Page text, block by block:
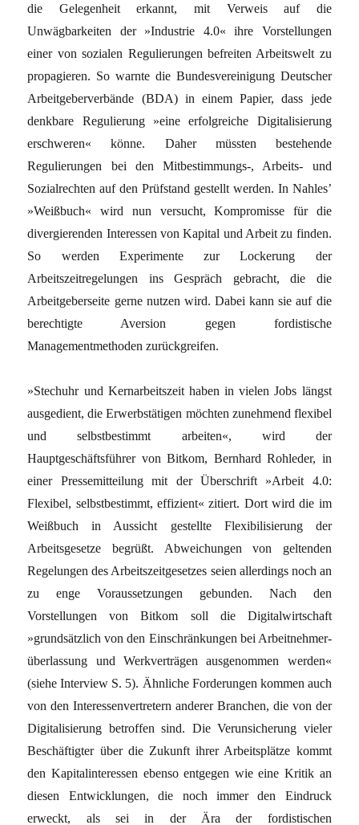
die Gelegenheit erkannt, mit Verweis auf die
Unwägbarkeiten der »Industrie 4.0« ihre Vorstellungen
einer von sozialen Regulierungen befreiten Arbeitswelt zu
propagieren. So warnte die Bundesvereinigung Deutscher
Arbeitgeberverbände (BDA) in einem Papier, dass jede
denkbare Regulierung »eine erfolgreiche Digitalisierung
erschweren« könne. Daher müssten bestehende
Regulierungen bei den Mitbestimmungs-, Arbeits- und
Sozialrechten auf den Prüfstand gestellt werden. In Nahles’
»Weißbuch« wird nun versucht, Kompromisse für die
divergierenden Interessen von Kapital und Arbeit zu finden.
So werden ­Experimente zur Lockerung der
Arbeitszeitregelungen ins Gespräch gebracht, die die
Arbeitgeberseite gerne nutzen wird. Dabei kann sie auf die
berechtigte Aversion gegen fordistische
Managementmethoden zurückgreifen.
»Stechuhr und Kernarbeitszeit haben in vielen Jobs längst
ausgedient, die ­Erwerbstätigen möchten zunehmend flexibel
und selbstbestimmt arbeiten«, wird der
Hauptgeschäftsführer von Bitkom, Bernhard Rohleder, in
einer Pressemitteilung mit der Überschrift »Arbeit 4.0:
Flexibel, selbstbestimmt, effizient« zitiert. Dort wird die im
Weißbuch in Aussicht gestellte Flexibilisierung der
Arbeitsgesetze begrüßt. Abweichungen von geltenden
Regelungen des Arbeitszeitgesetzes seien allerdings noch an
zu enge Voraus­setzungen gebunden. Nach den
Vorstellungen von Bitkom soll die Digitalwirtschaft
»grundsätzlich von den ­Einschränkungen bei Arbeitnehmer­
überlassung und Werkverträgen aus­genommen werden«
(siehe Interview S. 5). Ähnliche Forderungen kommen auch
von den Interessenvertretern anderer Branchen, die von der
Digitalisierung betroffen sind. Die Verunsicherung vieler
Beschäftigter über die Zukunft ihrer Arbeitsplätze kommt
den Kapitalinteressen ebenso entgegen wie eine Kritik an
diesen Entwicklungen, die noch immer den Eindruck
erweckt, als sei in der Ära der fordistischen